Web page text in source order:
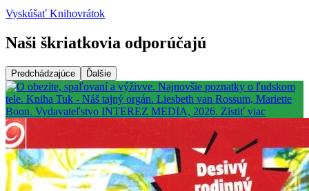
Vyskúšať Knihovrátok
Naši škriatkovia odporúčajú
Predchádzajúce Ďalšie